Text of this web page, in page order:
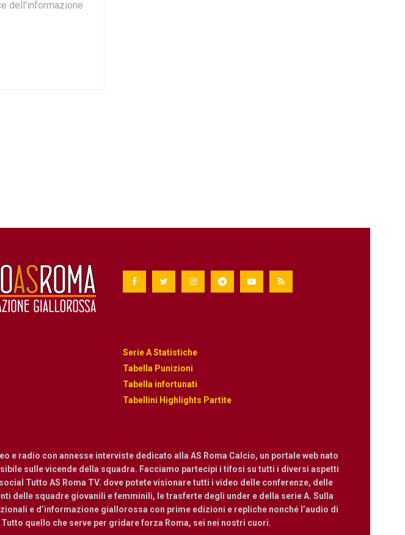
dell'informazione
Serie A Statistiche
Tabella Punizioni
Tabella infortunati
Tabellini Highlights Partite
radio con annesse interviste dedicato alla AS Roma Calcio, un portale web nato
sulle vicende della squadra. Facciamo partecipi i tifosi su tutti i diversi aspetti
Tutto AS Roma TV. dove potete visionare tutti i video delle conferenze, delle
delle squadre giovanili e femminili, le trasferte degli under e della serie A. Sulla
e d’informazione giallorossa con prime edizioni e repliche nonché l’audio di
quello che serve per gridare forza Roma, sei nei nostri cuori.